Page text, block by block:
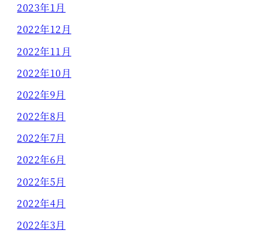
2023年1月
2022年12月
2022年11月
2022年10月
2022年9月
2022年8月
2022年7月
2022年6月
2022年5月
2022年4月
2022年3月